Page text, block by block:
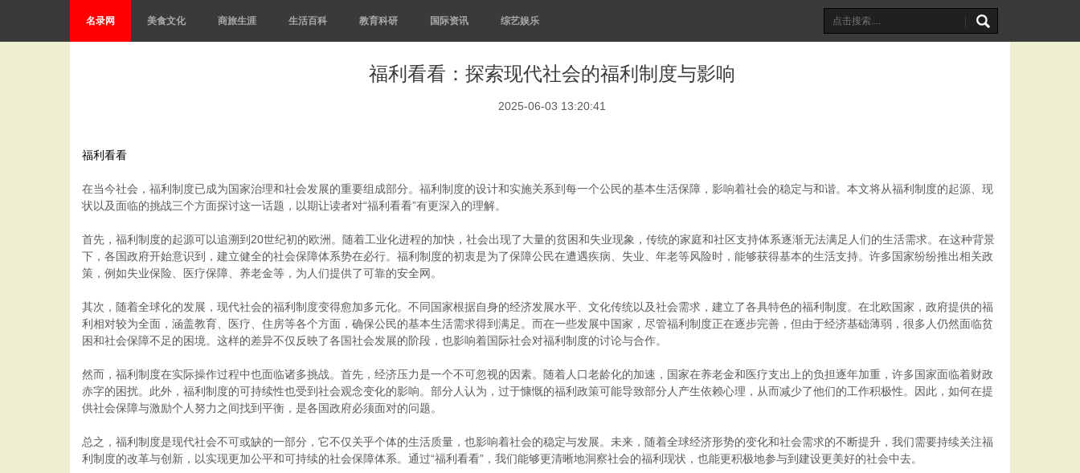
名录网 美食文化 商旅生涯 生活百科 教育科研 国际资讯 综艺娱乐
福利看看：探索现代社会的福利制度与影响
2025-06-03 13:20:41
福利看看
在当今社会，福利制度已成为国家治理和社会发展的重要组成部分。福利制度的设计和实施关系到每一个公民的基本生活保障，影响着社会的稳定与和谐。本文将从福利制度的起源、现
状以及面临的挑战三个方面探讨这一话题，以期让读者对“福利看看”有更深入的理解。
首先，福利制度的起源可以追溯到20世纪初的欧洲。随着工业化进程的加快，社会出现了大量的贫困和失业现象，传统的家庭和社区支持体系逐渐无法满足人们的生活需求。在这种背景
下，各国政府开始意识到，建立健全的社会保障体系势在必行。福利制度的初衷是为了保障公民在遭遇疾病、失业、年老等风险时，能够获得基本的生活支持。许多国家纷纷推出相关政
策，例如失业保险、医疗保障、养老金等，为人们提供了可靠的安全网。
其次，随着全球化的发展，现代社会的福利制度变得愈加多元化。不同国家根据自身的经济发展水平、文化传统以及社会需求，建立了各具特色的福利制度。在北欧国家，政府提供的福
利相对较为全面，涵盖教育、医疗、住房等各个方面，确保公民的基本生活需求得到满足。而在一些发展中国家，尽管福利制度正在逐步完善，但由于经济基础薄弱，很多人仍然面临贫
困和社会保障不足的困境。这样的差异不仅反映了各国社会发展的阶段，也影响着国际社会对福利制度的讨论与合作。
然而，福利制度在实际操作过程中也面临诸多挑战。首先，经济压力是一个不可忽视的因素。随着人口老龄化的加速，国家在养老金和医疗支出上的负担逐年加重，许多国家面临着财政
赤字的困扰。此外，福利制度的可持续性也受到社会观念变化的影响。部分人认为，过于慷慨的福利政策可能导致部分人产生依赖心理，从而减少了他们的工作积极性。因此，如何在提
供社会保障与激励个人努力之间找到平衡，是各国政府必须面对的问题。
总之，福利制度是现代社会不可或缺的一部分，它不仅关乎个体的生活质量，也影响着社会的稳定与发展。未来，随着全球经济形势的变化和社会需求的不断提升，我们需要持续关注福
利制度的改革与创新，以实现更加公平和可持续的社会保障体系。通过“福利看看”，我们能够更清晰地洞察社会的福利现状，也能更积极地参与到建设更美好的社会中去。